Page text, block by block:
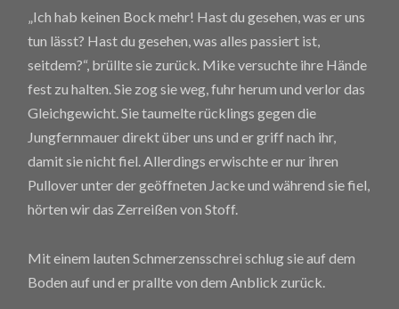
„Ich hab keinen Bock mehr! Hast du gesehen, was er uns
tun lässt? Hast du gesehen, was alles passiert ist,
seitdem?“, brüllte sie zurück. Mike versuchte ihre Hände
fest zu halten. Sie zog sie weg, fuhr herum und verlor das
Gleichgewicht. Sie taumelte rücklings gegen die
Jungfernmauer direkt über uns und er griff nach ihr,
damit sie nicht fiel. Allerdings erwischte er nur ihren
Pullover unter der geöffneten Jacke und während sie fiel,
hörten wir das Zerreißen von Stoff.
Mit einem lauten Schmerzensschrei schlug sie auf dem
Boden auf und er prallte von dem Anblick zurück.